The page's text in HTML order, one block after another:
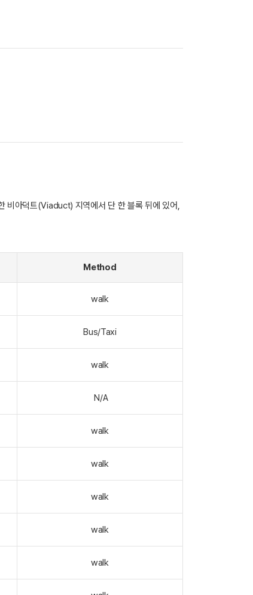
비아덕트(Viaduct) 지역에서 단 한 블록 뒤에 있어,
Method
walk
Bus/Taxi
walk
N/A
walk
walk
walk
walk
walk